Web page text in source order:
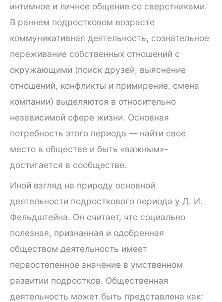
интимное и личное общение со сверстниками.
В раннем подростковом возрасте
коммуникативная деятельность, сознательное
переживание собственных отношений с
окружающими (поиск друзей, выяснение
отношений, конфликты и примирение, смена
компании) выделяются в относительно
независимой сфере жизни. Основная
потребность этого периода — найти свое
место в обществе и быть «важным»-
достигается в сообществе.
Иной взгляд на природу основной
деятельности подросткового периода у Д. И.
Фельдштейна. Он считает, что социально
полезная, признанная и одобренная
обществом деятельность имеет
первостепенное значение в умственном
развитии подростков. Общественная
деятельность может быть представлена как: